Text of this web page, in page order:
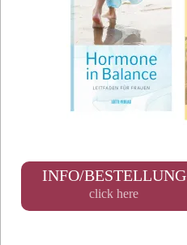
INFO/BESTELLUNG
click here